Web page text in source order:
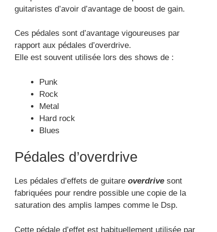
modulation
Cette pédale peut donner des effets tels que :
le chorus
le vibrato
le tremolo
Les pédales vibrato et trémolo
habituellement utilisés dans les styles de musiques
le Blue
la Surf Music